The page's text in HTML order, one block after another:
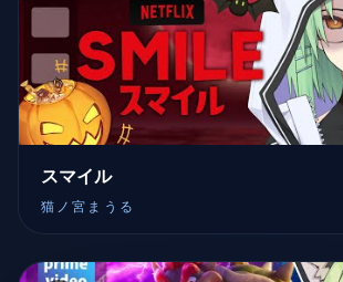
スマイル
猫ノ宮まうる